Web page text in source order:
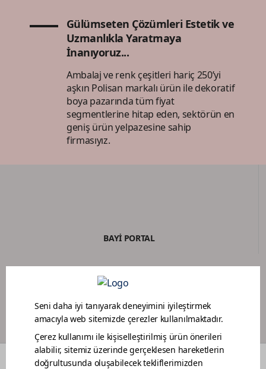
Gülümseten Çözümleri Estetik ve
Uzmanlıkla Yaratmaya
İnanıyoruz...
Ambalaj ve renk çeşitleri hariç 250’yi
aşkın Polisan markalı ürün ile dekoratif
boya pazarında tüm fiyat
segmentlerine hitap eden, sektörün en
geniş ürün yelpazesine sahip
firmasıyız.
BAYİ PORTAL
BOYACI SADAKAT PROGRAMI